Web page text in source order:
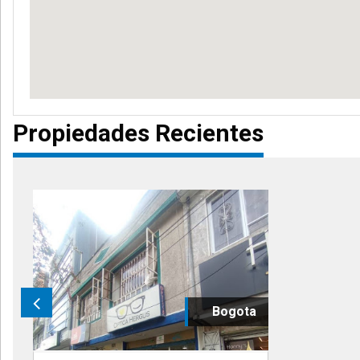
Propiedades Recientes
Bogota